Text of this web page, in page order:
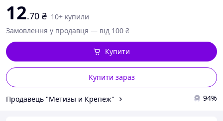
12.70 ₴ 10+ купили
Замовлення у продавця — від 100 ₴
Купити зараз
Купити
Продавець "Метизы и Крепеж" 94%